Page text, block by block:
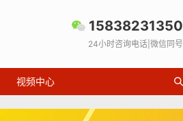
15838231350
24小时咨询电话|微信同号
视频中心